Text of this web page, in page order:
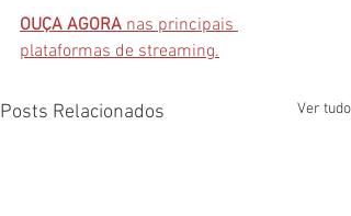
OUÇA AGORA nas principais
plataformas de streaming.
Posts Relacionados Ver tudo